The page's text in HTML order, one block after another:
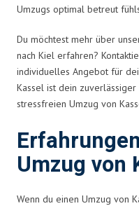
Umzugs optimal betreut
Du möchtest mehr über
nach Kiel erfahren?
individuelles Angebot für
Kassel ist dein
stressfreien Umzug von
Umzug von
Wenn du einen Umzug von